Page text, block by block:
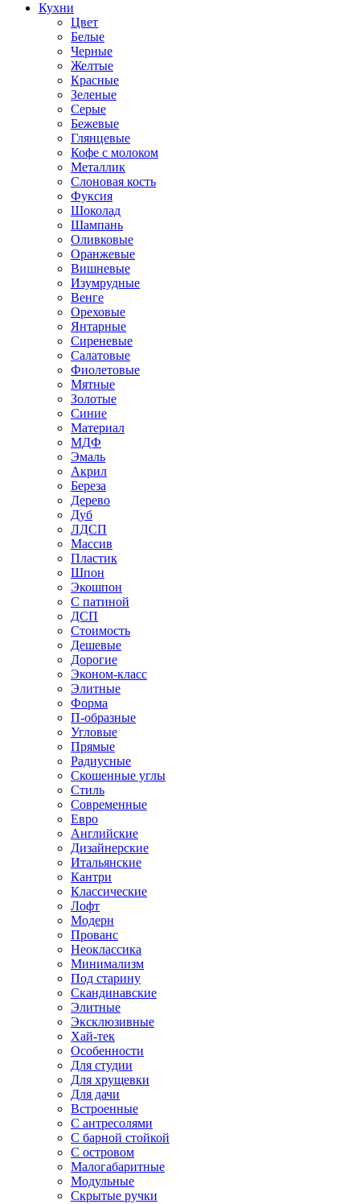
Кухни
Цвет
Белые
Черные
Желтые
Красные
Зеленые
Серые
Бежевые
Глянцевые
Кофе с молоком
Металлик
Слоновая кость
Фуксия
Шоколад
Шампань
Оливковые
Оранжевые
Вишневые
Изумрудные
Венге
Ореховые
Янтарные
Сиреневые
Салатовые
Фиолетовые
Мятные
Золотые
Синие
Материал
МДФ
Эмаль
Акрил
Береза
Дерево
Дуб
ЛДСП
Массив
Пластик
Шпон
Экошпон
С патиной
ДСП
Стоимость
Дешевые
Дорогие
Эконом-класс
Элитные
Форма
П-образные
Угловые
Прямые
Радиусные
Скошенные углы
Стиль
Современные
Евро
Английские
Дизайнерские
Итальянские
Кантри
Классические
Лофт
Модерн
Прованс
Неоклассика
Минимализм
Под старину
Скандинавские
Элитные
Эксклюзивные
Хай-тек
Особенности
Для студии
Для хрущевки
Для дачи
Встроенные
С антресолями
С барной стойкой
С островом
Малогабаритные
Модульные
Скрытые ручки